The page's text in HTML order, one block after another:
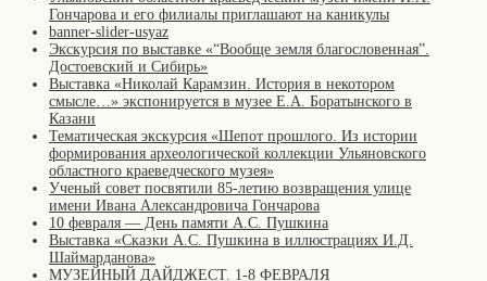
Гончарова и его филиалы приглашают на каникулы
banner-slider-usyaz
Экскурсия по выставке «“Вообще земля благословенная”.
Достоевский и Сибирь»
Выставка «Николай Карамзин. История в некотором
смысле…» экспонируется в музее Е.А. Боратынского в
Казани
Тематическая экскурсия «Шепот прошлого. Из истории
формирования археологической коллекции Ульяновского
областного краеведческого музея»
Ученый совет посвятили 85-летию возвращения улице
имени Ивана Александровича Гончарова
10 февраля — День памяти А.С. Пушкина
Выставка «Сказки А.С. Пушкина в иллюстрациях И.Д.
Шаймарданова»
МУЗЕЙНЫЙ ДАЙДЖЕСТ. 1-8 ФЕВРАЛЯ